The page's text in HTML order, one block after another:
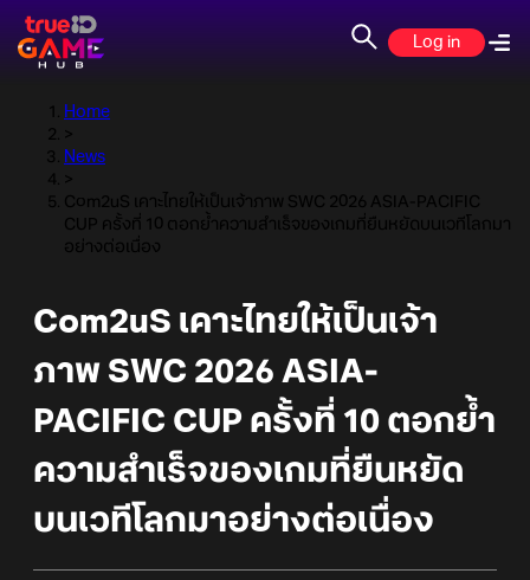
Log in
Home
>
News
>
Com2uS เคาะไทยให้เป็นเจ้าภาพ SWC 2026 ASIA-PACIFIC
CUP ครั้งที่ 10 ตอกย้ำความสำเร็จของเกมที่ยืนหยัดบนเวทีโลกมา
อย่างต่อเนื่อง
Com2uS เคาะไทยให้เป็นเจ้า
ภาพ SWC 2026 ASIA-
PACIFIC CUP ครั้งที่ 10 ตอกย้ำ
ความสำเร็จของเกมที่ยืนหยัด
บนเวทีโลกมาอย่างต่อเนื่อง